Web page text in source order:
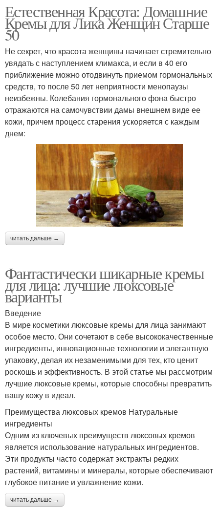
Естественная Красота: Домашние
Кремы для Лика Женщин Старше
50
Не секрет, что красота женщины начинает стремительно
увядать с наступлением климакса, и если в 40 его
приближение можно отодвинуть приемом гормональных
средств, то после 50 лет неприятности менопаузы
неизбежны. Колебания гормонального фона быстро
отражаются на самочувствии дамы внешнем виде ее
кожи, причем процесс старения ускоряется с каждым
днем:
читать дальше →
Фантастически шикарные кремы
для лица: лучшие люксовые
варианты
Введение
В мире косметики люксовые кремы для лица занимают
особое место. Они сочетают в себе высококачественные
ингредиенты, инновационные технологии и элегантную
упаковку, делая их незаменимыми для тех, кто ценит
роскошь и эффективность. В этой статье мы рассмотрим
лучшие люксовые кремы, которые способны превратить
вашу кожу в идеал.
Преимущества люксовых кремов Натуральные
ингредиенты
Одним из ключевых преимуществ люксовых кремов
является использование натуральных ингредиентов.
Эти продукты часто содержат экстракты редких
растений, витамины и минералы, которые обеспечивают
глубокое питание и увлажнение кожи.
читать дальше →